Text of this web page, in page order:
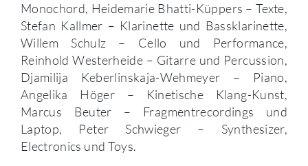
Monochord, Heidemarie Bhatti-Küppers – Texte,
Stefan Kallmer – Klarinette und Bassklarinette,
Willem Schulz – Cello und Performance,
Reinhold Westerheide – Gitarre und Percussion,
Djamilija Keberlinskaja-Wehmeyer – Piano,
Angelika Höger – Kinetische Klang-Kunst,
Marcus Beuter – Fragmentrecordings und
Laptop, Peter Schwieger – Synthesizer,
Electronics und Toys.